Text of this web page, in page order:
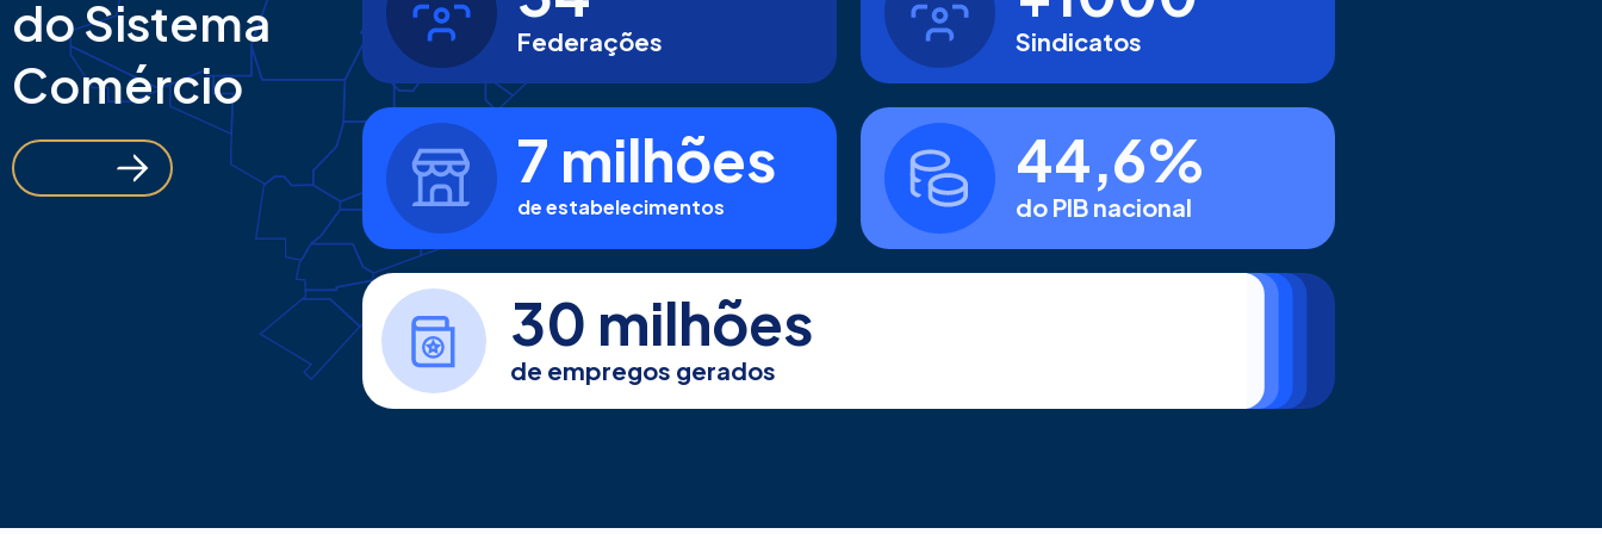
do Sistema
Comércio
Federações
7 milhões
de estabelecimentos
Sindicatos
44,6%
do PIB nacional
30 milhões
de empregos gerados